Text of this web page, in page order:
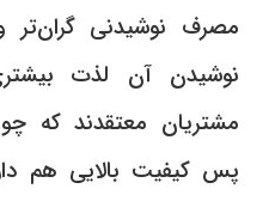
مصرف نوشیدنی
نوشیدن آن لذت
مشتریان معتقدند که
پس کیفیت بالایی هم